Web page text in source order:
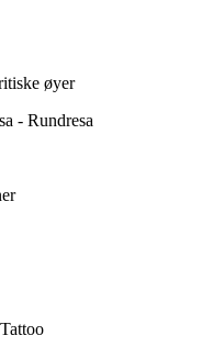
øyer
- Rundresa